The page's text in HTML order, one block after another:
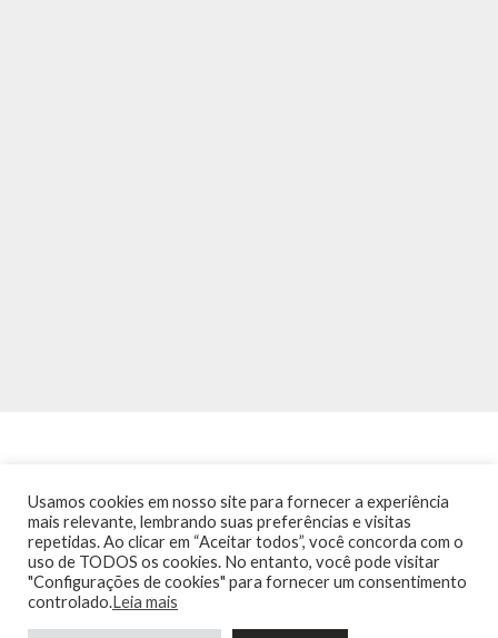
INÍCIO NOTÍCIAS AGENDA CONTATO
TRÂNSITO NA PONTE
TERMOS DE USO / POLÍTICA DE PRIVACIDADE
Usamos cookies em nosso site para fornecer a experiência
mais relevante, lembrando suas preferências e visitas
repetidas. Ao clicar em “Aceitar todos”, você concorda com o
uso de TODOS os cookies. No entanto, você pode visitar
"Configurações de cookies" para fornecer um consentimento
controlado.Leia mais